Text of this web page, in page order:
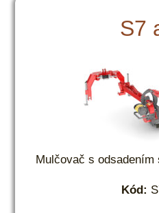
S7
Mulčovač s
Kód: